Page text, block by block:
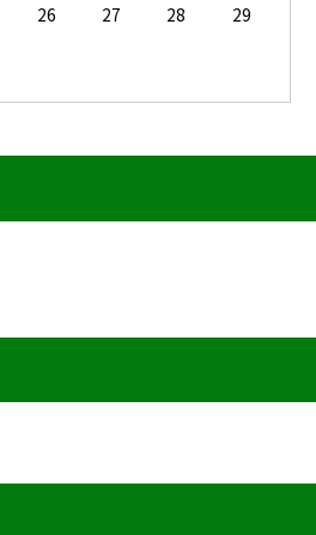
26 27 28
29